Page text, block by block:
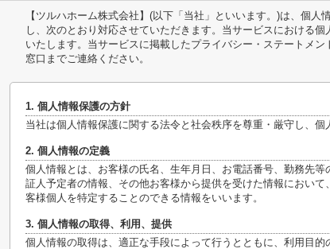
【ツルハホーム株式会社】(以下「当社」といいます。)は、個
し、次のとおり対応させていただきます。当サービスにおける
いたします。当サービスに掲載したプライバシー・ステートメ
窓口までご連絡ください。
1. 個人情報保護の方針
当社は個人情報保護に関する法令と社会秩序を尊重・厳守し、個
2. 個人情報の定義
個人情報とは、お客様の氏名、生年月日、お電話番号、勤務先
証人予定者の情報、その他お客様から提供を受けた情報におい
客様個人を特定することのできる情報をいいます。
3. 個人情報の取得、利用、提供
個人情報の取得は、適正な手段によって行うとともに、利用目